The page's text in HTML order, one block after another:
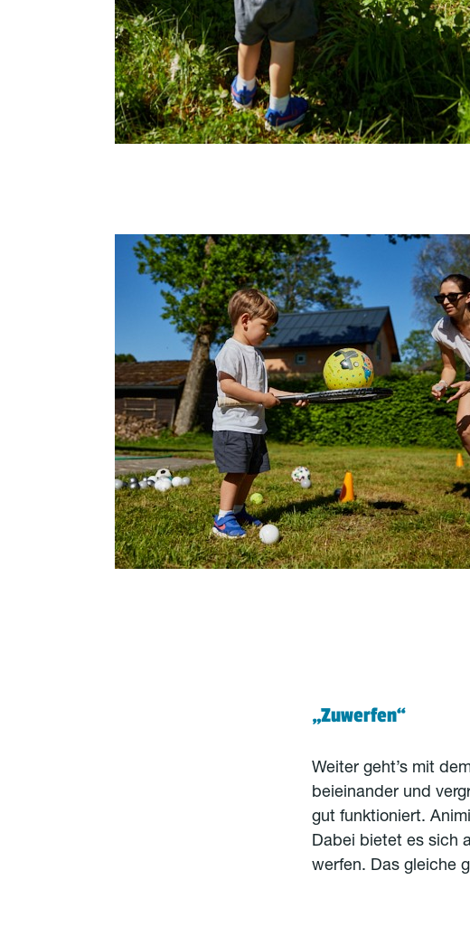
„Zuwerfen“
Weiter geht’s mit
beieinander und
gut funktioniert.
Dabei bietet es sich
werfen. Das gleiche